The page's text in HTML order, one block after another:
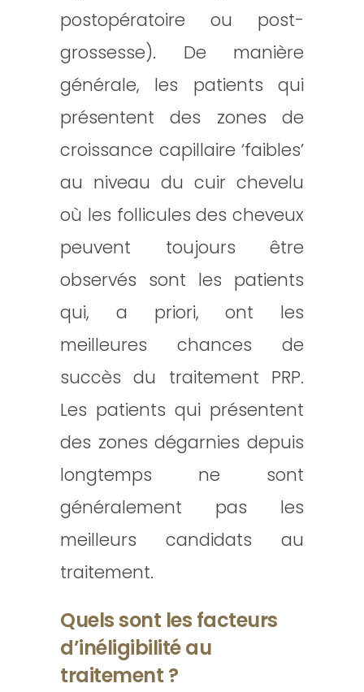
postopératoire ou post-
grossesse). De manière
générale, les patients qui
présentent des zones de
croissance capillaire ‘faibles’
au niveau du cuir chevelu
où les follicules des cheveux
peuvent toujours être
observés sont les patients
qui, a priori, ont les
meilleures chances de
succès du traitement PRP.
Les patients qui présentent
des zones dégarnies depuis
longtemps ne sont
généralement pas les
meilleurs candidats au
traitement.
Quels sont les facteurs
d’inéligibilité au
traitement ?